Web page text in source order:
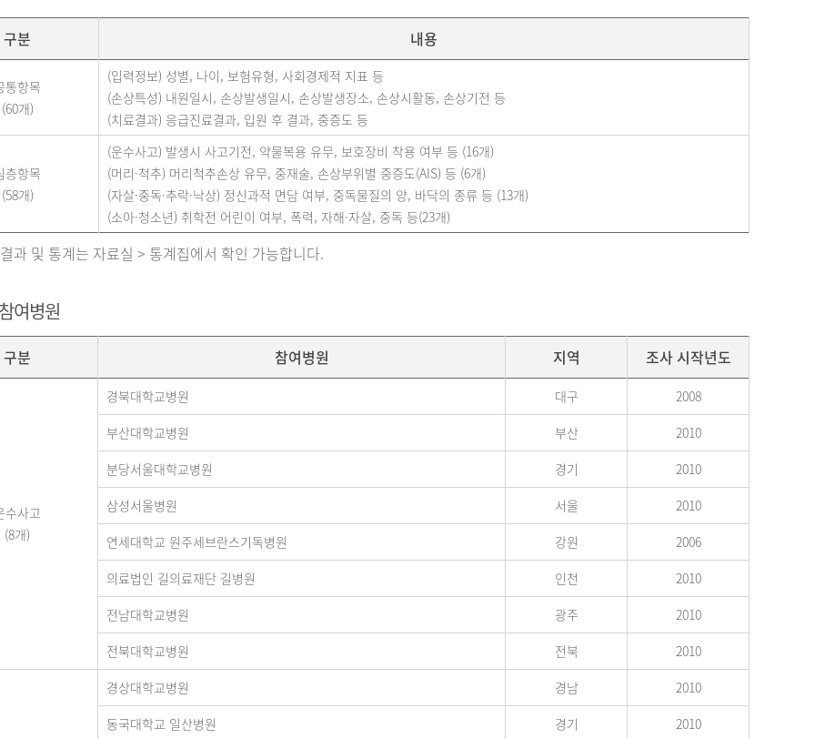
구분 내용
통항목
(60개)
(입력정보) 성별, 나이, 보험유형, 사회경제적 지표 등
(손상특성) 내원일시, 손상발생일시, 손상발생장소, 손상시활동, 손상기전 등
(치료결과) 응급진료결과, 입원 후 결과, 중증도 등
층항목
(58개)
(운수사고) 발생시 사고기전, 약물복용 유무, 보호장비 착용 여부 등 (16개)
(머리·척추) 머리척추손상 유무, 중재술, 손상부위별 중증도(AIS) 등 (6개)
(자살·중독·추락·낙상) 정신과적 면담 여부, 중독물질의 양, 바닥의 종류 등 (13개)
(소아·청소년) 취학전 어린이 여부, 폭력, 자해·자살, 중독 등(23개)
과 및 통계는 자료실 > 통계집에서 확인 가능합니다.
여병원
구분 참여병원 지역 조사 시작년도
수사고
(8개)
경북대학교병원 대구
2008
부산대학교병원
부산
2010
분당서울대학교병원
경기
2010
삼성서울병원
서울
2010
연세대학교 원주세브란스기독병원
강원
2006
의료법인 길의료재단 길병원
인천
2010
전남대학교병원
광주
2010
전북대학교병원
전북 2010
경상대학교병원 경남
2010
동국대학교 일산병원
경기
2010